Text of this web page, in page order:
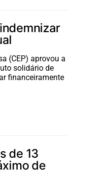
(CEP) aprovou a
solidário de
financeiramente
de 13
de